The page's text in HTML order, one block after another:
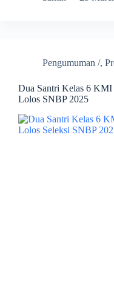
Pengumuman /,
Dua Santri Kelas 6 KMI
Lolos SNBP 2025